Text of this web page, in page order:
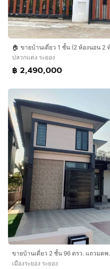
ปลวกแดง ระยอง
฿ 2,490,000
ขายบ้านเดี่ยว 2 ชั้น 96 ตรว. แถวมตพ.
เมืองระยอง ระยอง